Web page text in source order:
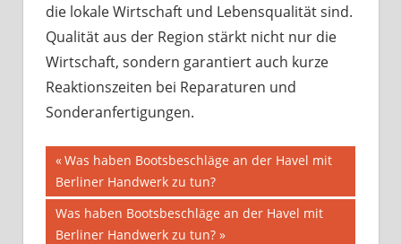
die lokale Wirtschaft und Lebensqualität sind.
Qualität aus der Region stärkt nicht nur die
Wirtschaft, sondern garantiert auch kurze
Reaktionszeiten bei Reparaturen und
Sonderanfertigungen.
Beitragsnavigation
Vorheriger
Beitrag:
Was haben Bootsbeschläge an der Havel mit
Berliner Handwerk zu tun?
Nächster
Beitrag:
Was haben Bootsbeschläge an der Havel mit
Berliner Handwerk zu tun?